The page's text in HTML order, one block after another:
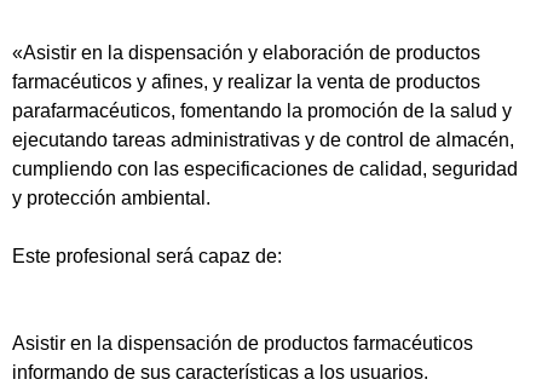
«Asistir en la dispensación y elaboración de productos
farmacéuticos y afines, y realizar la venta de productos
parafarmacéuticos, fomentando la promoción de la salud y
ejecutando tareas administrativas y de control de almacén,
cumpliendo con las especificaciones de calidad, seguridad
y protección ambiental.
Este profesional será capaz de:
Asistir en la dispensación de productos farmacéuticos
informando de sus características a los usuarios.